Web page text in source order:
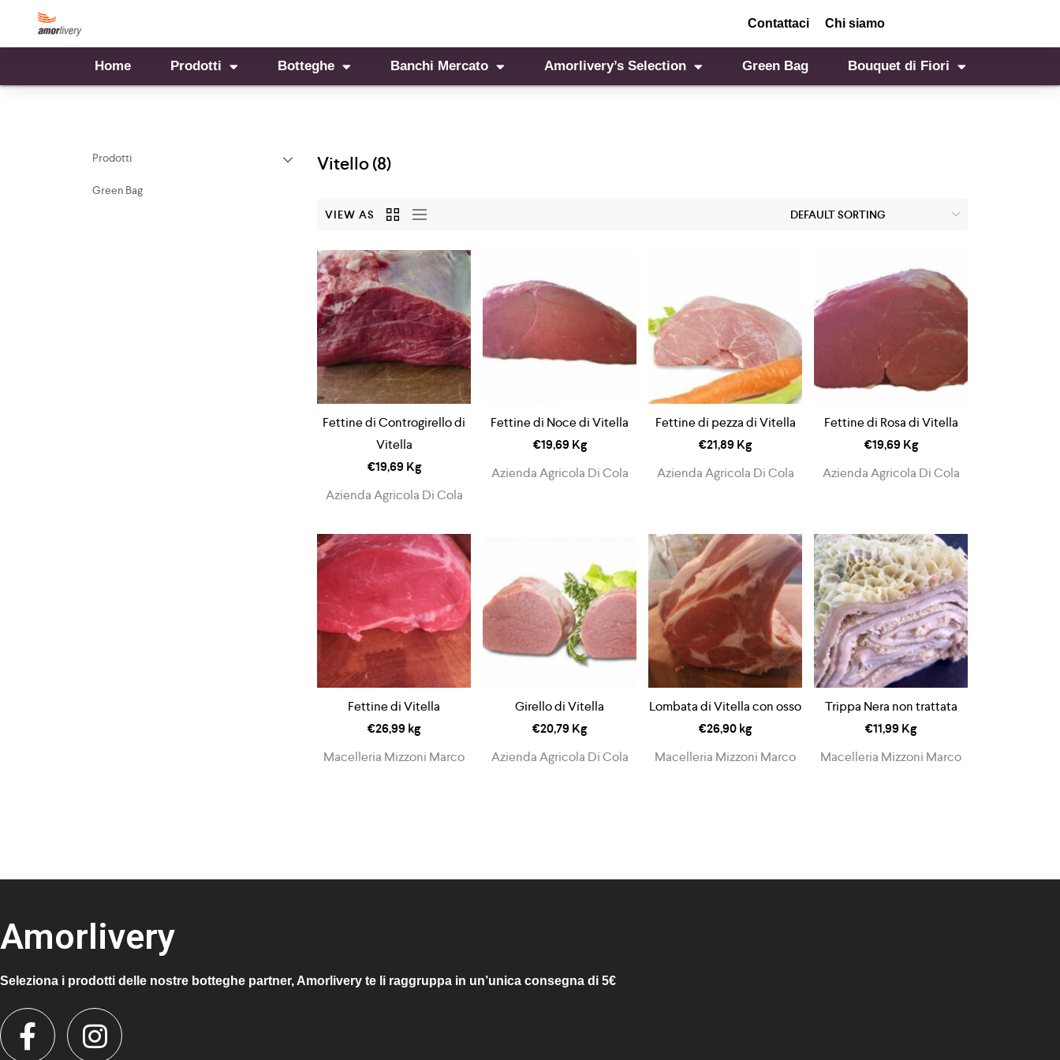
Contattaci Chi siamo
Home Prodotti Botteghe Banchi Mercato Amorlivery’s Selection Green Bag Bouquet di Fiori
Prodotti
Green Bag
Vitello(8)
VIEW AS
Fettine di Controgirello di
Vitella
€19,69 Kg
Azienda Agricola Di Cola
Fettine di Noce di Vitella
€19,69 Kg
Azienda Agricola Di Cola
Fettine di pezza di Vitella
€21,89 Kg
Azienda Agricola Di Cola
Fettine di Rosa di Vitella
€19,69 Kg
Azienda Agricola Di Cola
Fettine di Vitella
€26,99 kg
Macelleria Mizzoni Marco
Girello di Vitella
€20,79 Kg
Azienda Agricola Di Cola
Lombata di Vitella con osso
€26,90kg
Macelleria Mizzoni Marco
Trippa Nera non trattata
€11,99 Kg
Macelleria Mizzoni Marco
Amorlivery
Seleziona i prodotti delle nostre botteghe partner, Amorlivery te li raggruppa in un’unica consegna di 5€